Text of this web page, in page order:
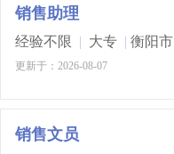
销售助理
经验不限 | 大专 | 衡阳市
更新于：2026-08-07
销售文员